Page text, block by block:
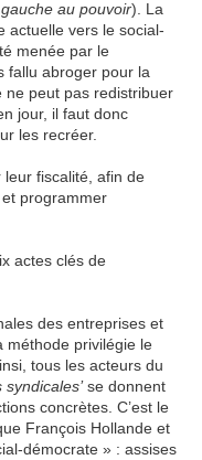
au pouvoir). La
actuelle vers le social-
menée par le
fallu abroger pour la
ne peut pas redistribuer
jour, il faut donc
les recréer.
fiscalité, afin de
programmer
actes clés de
des entreprises et
méthode privilégie le
tous les acteurs du
se donnent
concrètes. C’est le
François Hollande et
démocrate » : assises